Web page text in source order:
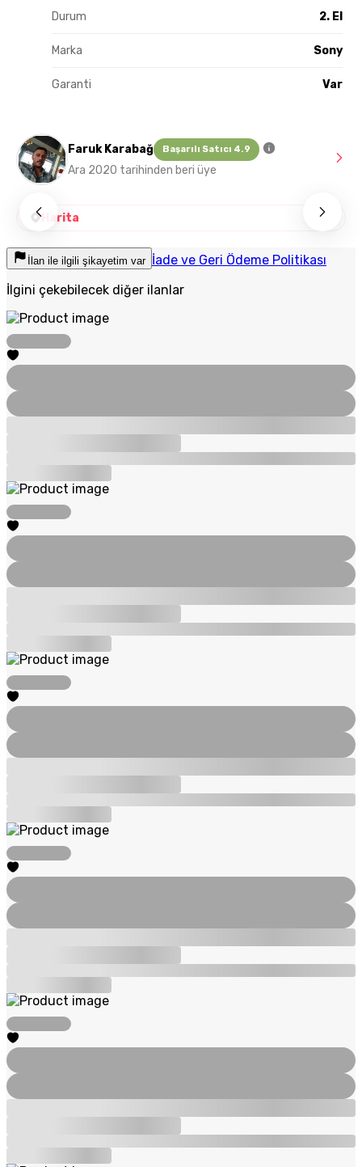
Durum 2. El
Marka Sony
Garanti Var
Faruk Karabağ Başarılı Satıcı 4.9
Ara 2020 tarihinden beri üye
Harita
İlan ile ilgili şikayetim var İade ve Geri Ödeme Politikası
İlgini çekebilecek diğer ilanlar